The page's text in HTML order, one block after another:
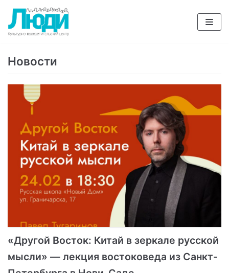
Перейти
к
содержимому
Новости
«Другой Восток: Китай в зеркале русской
мысли» — лекция востоковеда из Санкт-